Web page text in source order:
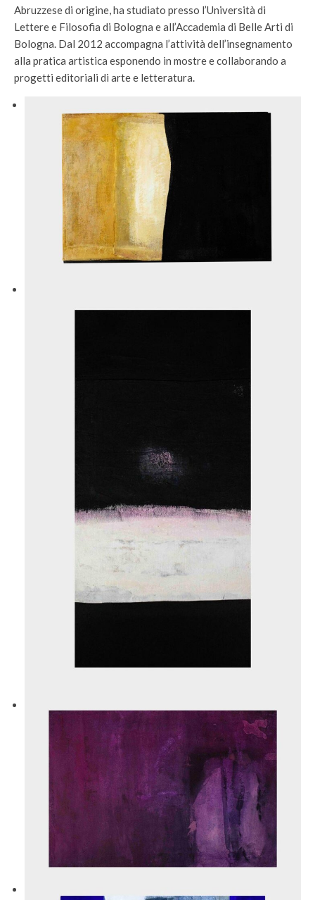
Abruzzese di origine, ha studiato presso l’Università di
Lettere e Filosofia di Bologna e all’Accademia di Belle Arti di
Bologna. Dal 2012 accompagna l’attività dell’insegnamento
alla pratica artistica esponendo in mostre e collaborando a
progetti editoriali di arte e letteratura.